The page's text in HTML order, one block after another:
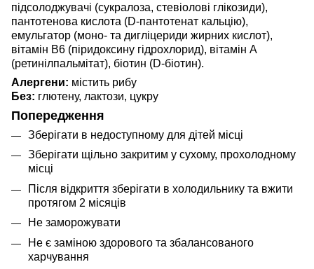
підсолоджувачі (сукралоза, стевіолові глікозиди),
пантотенова кислота (D-пантотенат кальцію),
емульгатор (моно- та дигліцериди жирних кислот),
вітамін B6 (піридоксину гідрохлорид), вітамін A
(ретинілпальмітат), біотин (D-біотин).
Алергени: містить рибу
Без: глютену, лактози, цукру
Попередження
Зберігати в недоступному для дітей місці
Зберігати щільно закритим у сухому, прохолодному
місці
Після відкриття зберігати в холодильнику та вжити
протягом 2 місяців
Не заморожувати
Не є заміною здорового та збалансованого
харчування